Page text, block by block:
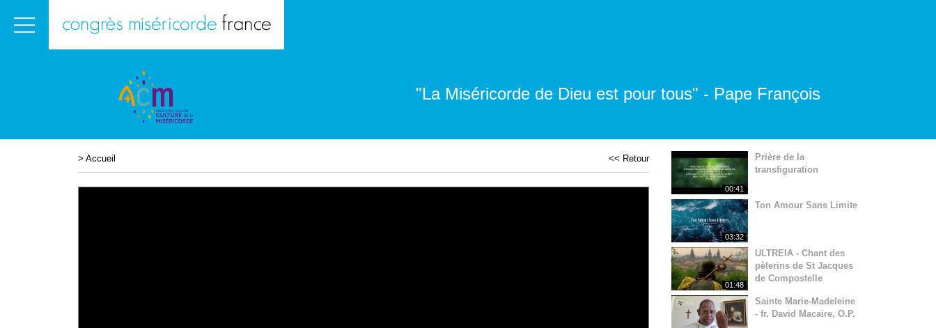
"La Miséricorde de Dieu est pour tous" - Pape François
> Accueil << Retour
00:41
Prière de la
transfiguration
03:32
Ton Amour Sans Limite
01:48
ULTREIA - Chant des
pèlerins de St Jacques
de Compostelle
Sainte Marie-Madeleine
- fr. David Macaire, O.P.